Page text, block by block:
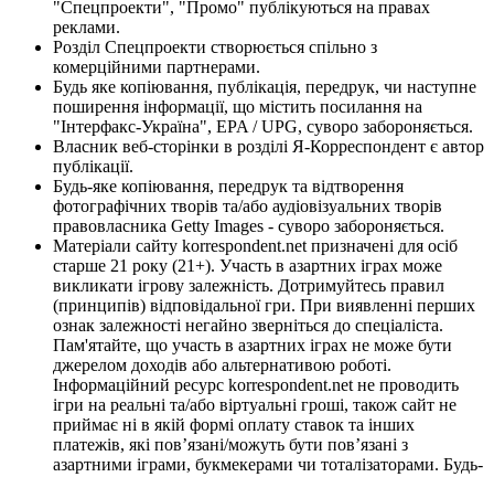
"Спецпроекти", "Промо" публікуються на правах
реклами.
Розділ Спецпроекти створюється спільно з
комерційними партнерами.
Будь яке копіювання, публікація, передрук, чи наступне
поширення інформації, що містить посилання на
"Інтерфакс-Україна", EPA / UPG, суворо забороняється.
Власник веб-сторінки в розділі Я-Корреспондент є автор
публікації.
Будь-яке копіювання, передрук та відтворення
фотографічних творів та/або аудіовізуальних творів
правовласника Getty Images - суворо забороняється.
Матеріали сайту korrespondent.net призначені для осіб
старше 21 року (21+). Участь в азартних іграх може
викликати ігрову залежність. Дотримуйтесь правил
(принципів) відповідальної гри. При виявленні перших
ознак залежності негайно зверніться до спеціаліста.
Пам'ятайте, що участь в азартних іграх не може бути
джерелом доходів або альтернативою роботі.
Інформаційний ресурс korrespondent.net не проводить
ігри на реальні та/або віртуальні гроші, також сайт не
приймає ні в якій формі оплату ставок та інших
платежів, які пов’язані/можуть бути пов’язані з
азартними іграми, букмекерами чи тоталізаторами. Будь-